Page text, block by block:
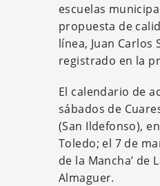
escuelas
propuesta de
línea, Juan
registrado en la
El calendario de
sábados de
(San Ildefonso),
Toledo; el 7 de
de la Mancha’ de
Almaguer.